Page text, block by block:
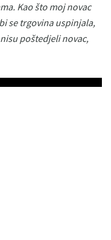
Kao što moj novac
se trgovina uspinjala,
poštedjeli novac,